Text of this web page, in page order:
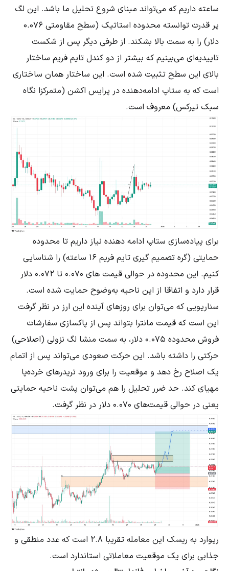
ساعته داریم که می‌تواند مبنای شروع تحلیل ما باشد. این لگ
پر قدرت توانسته محدوده استاتیک (سطح مقاومتی 0.076
دلار) را به سمت بالا بشکند. از طرفی دیگر پس از شکست
تاییدیه‌ای می‌بینیم که بیشتر از دو کندل تایم فریم ساختار
بالای این سطح تثبیت شده است. این ساختار همان ساختاری
است که به ستاپ ادامه‌دهنده در پرایس اکشن (متمرکزا نگاه
سبک تیرکس) معروف است.
برای پیاده‌سازی ستاپ ادامه دهنده نیاز داریم تا محدوده
حمایتی (گره تصمیم گیری تایم فریم ۱۶ ساعته) را شناسایی
کنیم. این محدوده در حوالی قیمت های 0.070 تا 0.072 دلار
قرار دارد و اتفاقا از این ناحیه به‌وضوح حمایت شده است.
سناریویی که می‌توان برای روزهای آینده این ارز در نظر گرفت
این است که قیمت مانترا بتواند پس از پاکسازی سفارشات
فروش محدوده 0.075 دلار، به سمت منشا لگ نزولی (اصلاحی)
حرکتی را داشته باشد. این حرکت صعودی می‌تواند پس از اتمام
یک اصلاح رخ دهد و موقعیت را برای ورود تریدرهای خرده‌پا
مهیای کند. حد ضرر تحلیل را هم می‌توان پشت ناحیه حمایتی
یعنی در حوالی قیمت‌های 0.070 دلار در نظر گرفت.
ریوارد به ریسک این معامله تقریبا 2.8 است که عدد منطقی و
جذابی برای یک موقعیت معاملاتی استاندارد است.